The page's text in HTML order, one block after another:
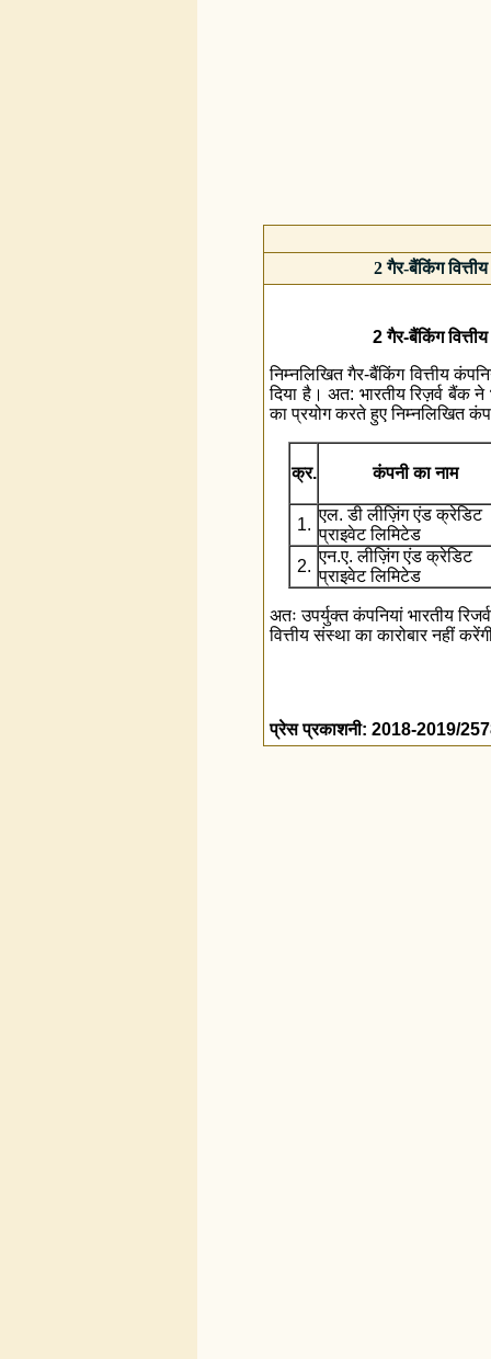
2 गैर-बैंकिंग
2 गैर-बैंकिंग
निम्नलिखित गैर-बैंकिंग वित्तीय
दिया है। अत: भारतीय रिज़र्व बैंक
का प्रयोग करते हुए निम्नलिखित
क्र. कंपनी का नाम
1.
एल. डी लीज़िंग एंड क्रेडिट
प्राइवेट लिमिटेड
2.
एन.ए. लीज़िंग एंड क्रेडिट
प्राइवेट लिमिटेड
अतः उपर्युक्त कंपनियां भारतीय
वित्तीय संस्था का कारोबार नहीं
प्रेस प्रकाशनी: 2018-2019/